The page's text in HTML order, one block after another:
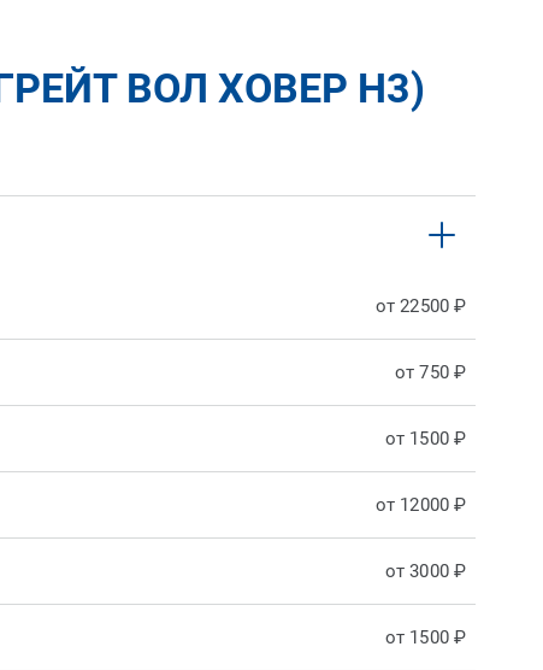
ВОЛ ХОВЕР H3)
от 22500 ₽
от 750 ₽
от 1500 ₽
от 12000 ₽
от 3000 ₽
от 1500 ₽